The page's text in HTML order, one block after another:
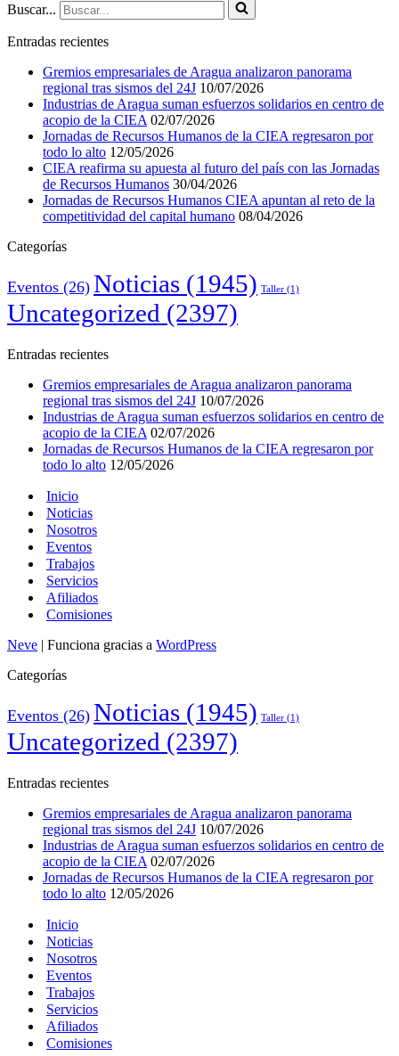
Buscar...
Entradas recientes
Gremios empresariales de Aragua analizaron panorama
regional tras sismos del 24J 10/07/2026
Industrias de Aragua suman esfuerzos solidarios en centro de
acopio de la CIEA 02/07/2026
Jornadas de Recursos Humanos de la CIEA regresaron por
todo lo alto 12/05/2026
CIEA reafirma su apuesta al futuro del país con las Jornadas
de Recursos Humanos 30/04/2026
Jornadas de Recursos Humanos CIEA apuntan al reto de la
competitividad del capital humano 08/04/2026
Categorías
Eventos (26) Noticias (1945) Taller (1)
Uncategorized (2397)
Entradas recientes
Gremios empresariales de Aragua analizaron panorama
regional tras sismos del 24J 10/07/2026
Industrias de Aragua suman esfuerzos solidarios en centro de
acopio de la CIEA 02/07/2026
Jornadas de Recursos Humanos de la CIEA regresaron por
todo lo alto 12/05/2026
Inicio
Noticias
Nosotros
Eventos
Trabajos
Servicios
Afiliados
Comisiones
Neve | Funciona gracias a WordPress
Categorías
Eventos (26) Noticias (1945) Taller (1)
Uncategorized (2397)
Entradas recientes
Gremios empresariales de Aragua analizaron panorama
regional tras sismos del 24J 10/07/2026
Industrias de Aragua suman esfuerzos solidarios en centro de
acopio de la CIEA 02/07/2026
Jornadas de Recursos Humanos de la CIEA regresaron por
todo lo alto 12/05/2026
Inicio
Noticias
Nosotros
Eventos
Trabajos
Servicios
Afiliados
Comisiones